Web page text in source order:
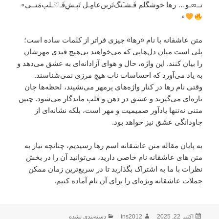
‌تــ∞ـو… رها خوشگلم قَـشـَنگ‌تَرين‌عامِـل تَپـشِ‌قَـ♡ـلب‌مَنــی∘
∘
متن عاشقانه با نام «رها» چیزی فراتر از کلمات ساده است؛
پلی است میان دل‌هایی که می‌خواهند بی‌هیچ قیدی مهرشان
را بیان کنند. این واژه، حال و هوای آزادانه‌ای به عشق می‌دهد و
به یاد می‌آورد که احساسات ناب هیچ مرزی نمی‌شناسند.
وقتی نام رها در کنار واژه‌های پرمهر می‌نشیند، لحظه‌ها جان
تازه‌ای می‌گیرند و عشق در ذهن و قلب ماندگار می‌شود. چنین
متنی نه‌تنها یادآور صمیمیت و مهر است، بلکه نشانه‌ای از
جاودانگی عشق نیز خواهد بود.
به پایان مقاله متن عاشقانه اسم رها رسیدیم، چنانچه نیاز به
متن های عاشقانه نام خاصی دارید، می‌توانید آن را در بخش
نظرات با ما به اشتراک بگذارید تا در سریع‌ترین زمان ممکن
جملات عاشقانه ویژه‌ای را برای آن نام آماده کنیم.
ارسال
اکتبر 22, 2025 نویسنده
ins2012 دسته‌ها
دسته‌بندی نشده